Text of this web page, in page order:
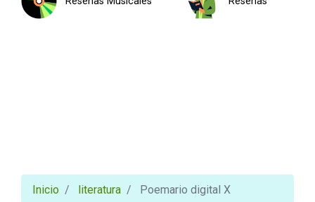
Inicio literatura Poemario digital X